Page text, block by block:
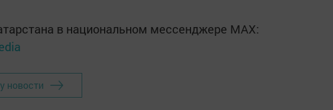
в национальном мессенджере MАХ:
новости